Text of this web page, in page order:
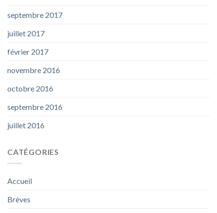
septembre 2017
juillet 2017
février 2017
novembre 2016
octobre 2016
septembre 2016
juillet 2016
CATÉGORIES
Accueil
Brèves